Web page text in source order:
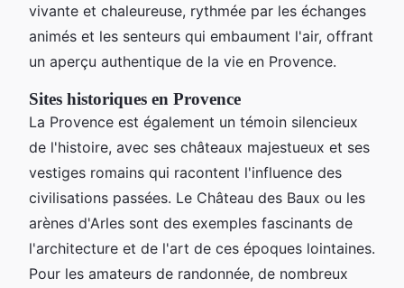
vivante et chaleureuse, rythmée par les échanges
animés et les senteurs qui embaument l'air, offrant
un aperçu authentique de la vie en Provence.
Sites historiques en Provence
La Provence est également un témoin silencieux
de l'histoire, avec ses châteaux majestueux et ses
vestiges romains qui racontent l'influence des
civilisations passées. Le Château des Baux ou les
arènes d'Arles sont des exemples fascinants de
l'architecture et de l'art de ces époques lointaines.
Pour les amateurs de randonnée, de nombreux